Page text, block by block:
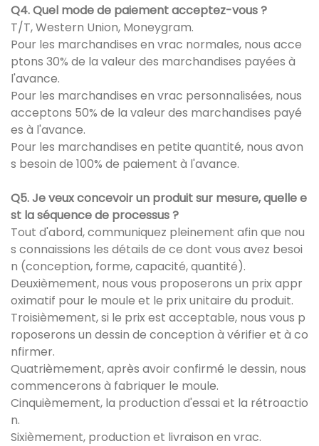
Q4. Quel mode de paiement acceptez-vous ?
T/T, Western Union, Moneygram.
Pour les marchandises en vrac normales, nous acce
ptons 30% de la valeur des marchandises payées à
l'avance.
Pour les marchandises en vrac personnalisées, nous
acceptons 50% de la valeur des marchandises payé
es à l'avance.
Pour les marchandises en petite quantité, nous avon
s besoin de 100% de paiement à l'avance.
Q5. Je veux concevoir un produit sur mesure, quelle e
st la séquence de processus ?
Tout d'abord, communiquez pleinement afin que nou
s connaissions les détails de ce dont vous avez besoi
n (conception, forme, capacité, quantité).
Deuxièmement, nous vous proposerons un prix appr
oximatif pour le moule et le prix unitaire du produit.
Troisièmement, si le prix est acceptable, nous vous p
roposerons un dessin de conception à vérifier et à co
nfirmer.
Quatrièmement, après avoir confirmé le dessin, nous
commencerons à fabriquer le moule.
Cinquièmement, la production d'essai et la rétroactio
n.
Sixièmement, production et livraison en vrac.